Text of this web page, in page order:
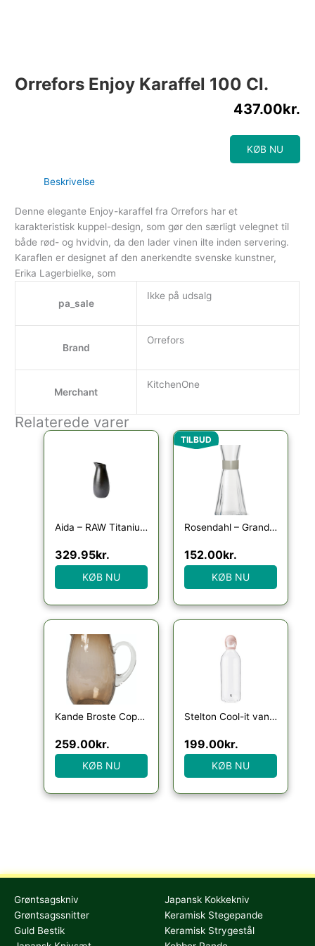
Orrefors Enjoy Karaffel 100 Cl.
437.00kr.
KØB NU
Beskrivelse
Denne elegante Enjoy-karaffel fra Orrefors har et
karakteristisk kuppel-design, som gør den særligt velegnet til
både rød- og hvidvin, da den lader vinen ilte inden servering.
Karaflen er designet af den anerkendte svenske kunstner,
Erika Lagerbielke, som
pa_sale
Ikke på udsalg
Brand
Orrefors
Merchant
KitchenOne
Relaterede varer
Aida – RAW Titanium Black – vandkaraffel 1 stk 1,2 liter
329.95kr.
KØB NU
TILBUD
Rosendahl – Grand Cru Vandkaraffel 90 cl sand
Den oprindelige pris
152.00kr.
Den aktuelle
KØB NU
Kande Broste Copenhagen Hammered 2 L glas brun vandkaraffel
259.00kr.
KØB NU
Stelton Cool-it vandkaraffel, 1,5 liter, rosa
199.00kr.
KØB NU
Grøntsagskniv
Grøntsagssnitter
Guld Bestik
Japansk Kokkekniv
Keramisk Stegepande
Keramisk Strygestål